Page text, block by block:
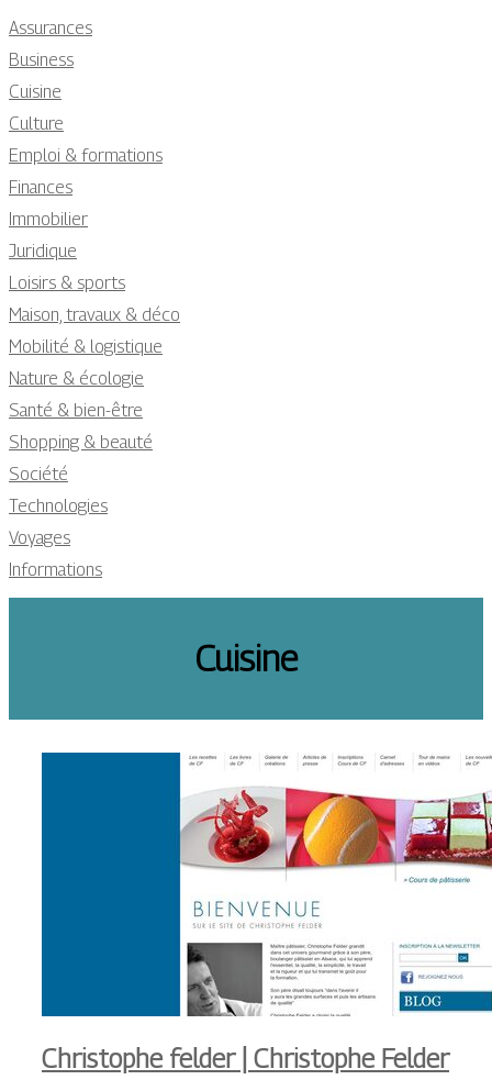
Assurances
Business
Cuisine
Culture
Emploi & formations
Finances
Immobilier
Juridique
Loisirs & sports
Maison, travaux & déco
Mobilité & logistique
Nature & écologie
Santé & bien-être
Shopping & beauté
Société
Technologies
Voyages
Informations
Cuisine
Christophe felder | Christophe Felder